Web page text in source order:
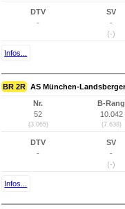
DTV
-
SV
-
(-)
Infos...
BR 2R AS München-
Nr.
52
(3.065)
B-Rang
10.042
(7.638)
DTV
-
SV
-
(-)
Infos...